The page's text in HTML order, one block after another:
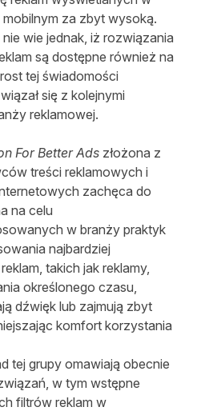
za zbyt wysoką.
wie jednak, iż rozwiązania
są dostępne również na
tej świadomości
się z kolejnymi
reklamowej.
For Better Ads złożona z
treści reklamowych i
zachęca do
na celu
w branży praktyk
najbardziej
takich jak reklamy,
określonego czasu,
dźwięk lub zajmują zbyt
komfort korzystania
tej grupy omawiają obecnie
w tym wstępne
filtrów reklam w